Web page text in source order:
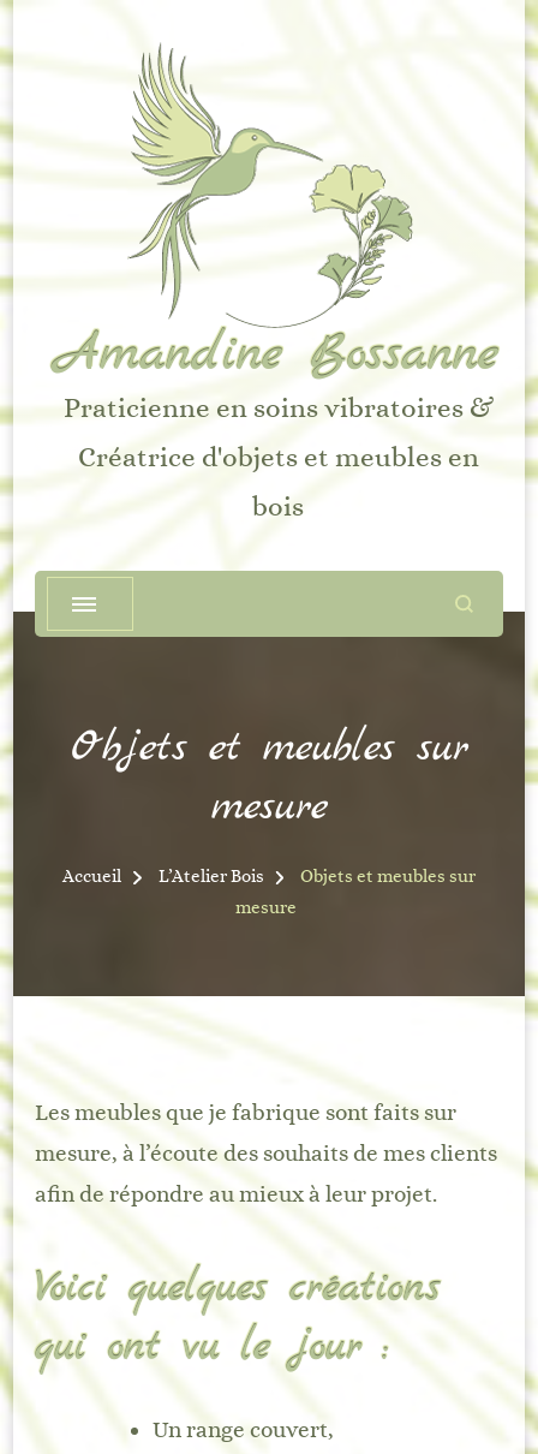
Amandine Bossanne
Praticienne en soins vibratoires &
Créatrice d'objets et meubles en
bois
Objets et meubles sur
mesure
Accueil L’Atelier Bois
Objets et meubles sur
mesure
Les meubles que je fabrique sont faits sur
mesure, à l’écoute des souhaits de mes clients
afin de répondre au mieux à leur projet.
Voici quelques créations
qui ont vu le jour :
Un range couvert,